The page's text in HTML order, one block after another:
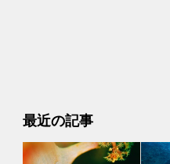
最近の記事